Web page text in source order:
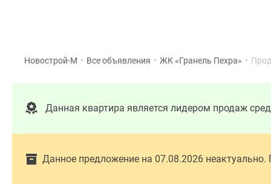
Новострой-М • Все объявления • ЖК «Гранель Пехра» •
Данная квартира является лидером продаж
Данное предложение на 07.08.2026